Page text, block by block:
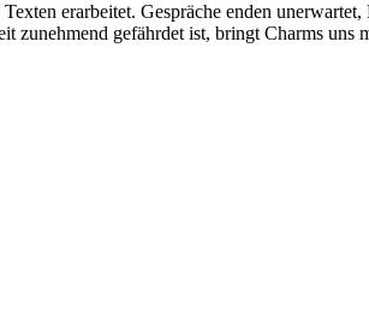
erarbeitet. Gespräche enden
gefährdet ist, bringt Charms uns